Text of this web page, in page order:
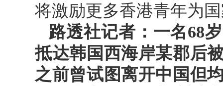
将激励更多香港青年为
路透社记者：一名68
抵达韩国西海岸某郡后
之前曾试图离开中国但